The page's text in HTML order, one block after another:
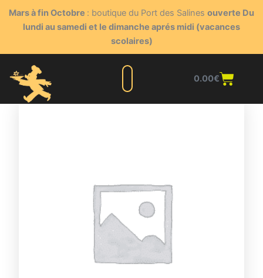
Mars à fin Octobre : boutique du Port des Salines ouverte Du
lundi au samedi et le dimanche aprés midi (vacances
scolaires)
0.00€